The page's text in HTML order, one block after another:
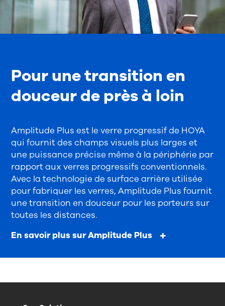
Pour une transition en
douceur de près à loin
Amplitude Plus est le verre progressif de HOYA
qui fournit des champs visuels plus larges et
une puissance précise même à la périphérie par
rapport aux verres progressifs conventionnels.
Avec la technologie de surface arrière utilisée
pour fabriquer les verres, Amplitude Plus fournit
une transition en douceur pour les porteurs sur
toutes les distances.
En savoir plus sur Amplitude Plus